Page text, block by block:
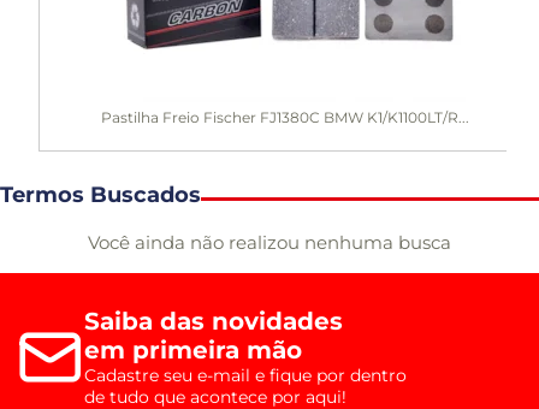
Pastilha Freio Fischer FJ1380C BMW K1/K1100LT/R...
Termos Buscados
Você ainda não realizou nenhuma busca
Saiba das novidades
em primeira mão
Cadastre seu e-mail e fique por dentro
de tudo que acontece por aqui!